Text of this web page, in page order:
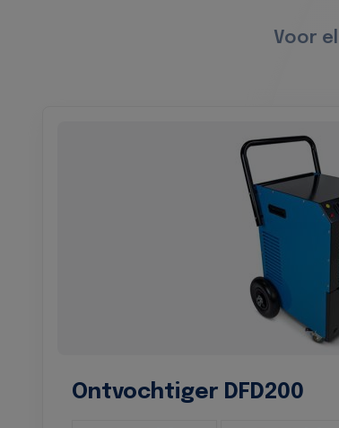
Voor
Ontvochtiger DFD200